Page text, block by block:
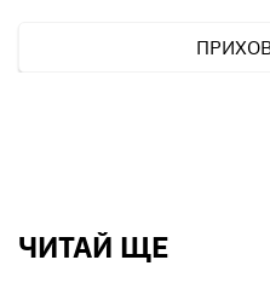
ЧИТАЙ ЩЕ